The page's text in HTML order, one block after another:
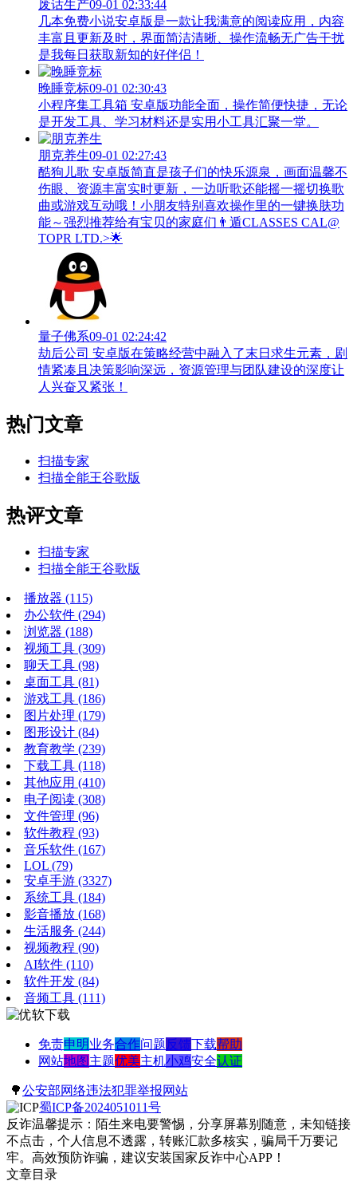
废话生产09-01 02:33:44
几本免费小说安卓版是一款让我满意的阅读应用，内容
丰富且更新及时，界面简洁清晰、操作流畅无广告干扰
是我每日获取新知的好伴侣！
晚睡竞标09-01 02:30:43
小程序集工具箱 安卓版功能全面，操作简便快捷，无论
是开发工具、学习材料还是实用小工具汇聚一堂。
朋克养生09-01 02:27:43
酷狗儿歌 安卓版简直是孩子们的快乐源泉，画面温馨不
伤眼、资源丰富实时更新，一边听歌还能摇一摇切换歌
曲或游戏互动哦！小朋友特别喜欢操作里的一键换肤功
能～强烈推荐给有宝贝的家庭们👨‍遁️CLASSES CAL@
TOPR LTD.>🌟
量子佛系09-01 02:24:42
劫后公司 安卓版在策略经营中融入了末日求生元素，剧
情紧凑且决策影响深远，资源管理与团队建设的深度让
人兴奋又紧张！
热门文章
扫描专家
扫描全能王谷歌版
热评文章
扫描专家
扫描全能王谷歌版
播放器 (115)
办公软件 (294)
浏览器 (188)
视频工具 (309)
聊天工具 (98)
桌面工具 (81)
游戏工具 (186)
图片处理 (179)
图形设计 (84)
教育教学 (239)
下载工具 (118)
其他应用 (410)
电子阅读 (308)
文件管理 (96)
软件教程 (93)
音乐软件 (167)
LOL (79)
安卓手游 (3327)
系统工具 (184)
影音播放 (168)
生活服务 (244)
视频教程 (90)
AI软件 (110)
软件开发 (84)
音频工具 (111)
免责申明业务合作问题反馈下载帮助
网站地图 主题优美主机小鸡安全认证
🌳公安部网络违法犯罪举报网站
蜀ICP备2024051011号
反诈温馨提示：陌生来电要警惕，分享屏幕别随意，未知链接
不点击，个人信息不透露，转账汇款多核实，骗局千万要记
牢。高效预防诈骗，建议安装国家反诈中心APP！
文章目录